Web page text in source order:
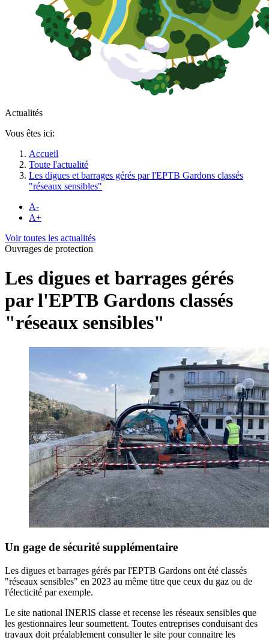
Actualités
Vous êtes ici:
Accueil
Toute l'actualité
Les digues et barrages gérés par l'EPTB Gardons classés
"réseaux sensibles"
A-
A+
Voir toutes les actualités
Ouvrages de protection
Les digues et barrages gérés
par l'EPTB Gardons classés
"réseaux sensibles"
Un gage de sécurité supplémentaire
Les digues et barrages gérés par l'EPTB Gardons ont été classés
"réseaux sensibles" en 2023 au même titre que ceux du gaz ou de
l'électicité par exemple.
Le site national INERIS classe et recense les réseaux sensibles que
les gestionnaires leur soumettent. Toutes entreprises conduisant des
travaux doit préalablement consulter le site pour connaitre les